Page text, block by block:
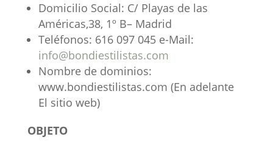
Domicilio Social: C/ Playas de las
Américas,38, 1º B– Madrid
Teléfonos: 616 097 045 e-Mail:
info@bondiestilistas.com
Nombre de dominios:
www.bondiestilistas.com (En adelante
El sitio web)
OBJETO